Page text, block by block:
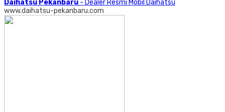
Daihatsu Pekanbaru - Dealer Resmi Mobil Daihatsu
www.daihatsu-pekanbaru.com